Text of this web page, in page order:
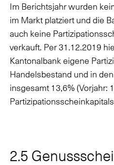
Im Berichtsjahr wurden
im Markt platziert und die
auch keine
verkauft. Per 31.12.2019
Kantonalbank eigene
Handelsbestand und in
insgesamt 13,6% (Vorjahr:
2.5